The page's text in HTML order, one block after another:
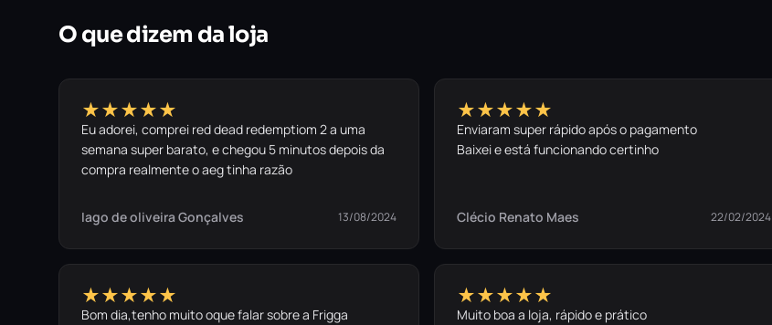
O que dizem da loja
★★★★★
Eu adorei, comprei red dead redemptiom 2 a uma
semana super barato, e chegou 5 minutos depois da
compra realmente o aeg tinha razão
Iago de oliveira Gonçalves 13/08/2024
★★★★★
Enviaram super rápido após o pagamento
Baixei e está funcionando certinho
Clécio Renato Maes 22/02/2024
★★★★★
Bom dia,tenho muito oque falar sobre a Frigga
★★★★★
Muito boa a loja, rápido e prático